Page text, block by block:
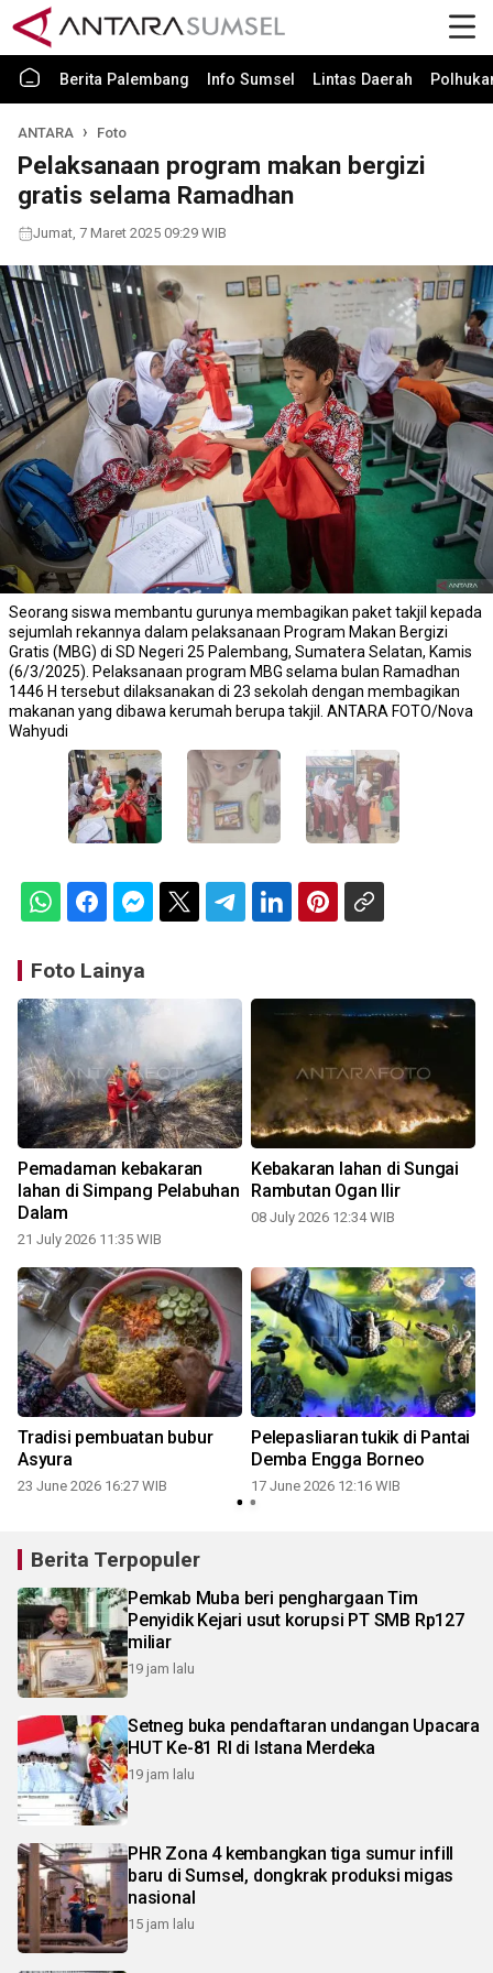
Berita Palembang Info Sumsel Lintas Daerah
ANTARA Foto
Pelaksanaan program makan bergizi
gratis selama Ramadhan
Jumat, 7 Maret 2025 09:29 WIB
Seorang siswa membantu gurunya membagikan paket takjil kepada
sejumlah rekannya dalam pelaksanaan Program Makan Bergizi
Gratis (MBG) di SD Negeri 25 Palembang, Sumatera Selatan, Kamis
(6/3/2025). Pelaksanaan program MBG selama bulan Ramadhan
1446 H tersebut dilaksanakan di 23 sekolah dengan membagikan
makanan yang dibawa kerumah berupa takjil. ANTARA FOTO/Nova
Wahyudi
Foto Lainya
Pemadaman kebakaran
lahan di Simpang Pelabuhan
Dalam
21 July 2026 11:35 WIB
Kebakaran lahan di Sungai
Rambutan Ogan Ilir
08 July 2026 12:34 WIB
Tradisi pembuatan bubur
Asyura
23 June 2026 16:27 WIB
Pelepasliaran tukik di Pantai
Demba Engga Borneo
17 June 2026 12:16 WIB
Berita Terpopuler
Pemkab Muba beri penghargaan Tim
Penyidik Kejari usut korupsi PT SMB Rp127
miliar
19 jam lalu
Setneg buka pendaftaran undangan Upacara
HUT Ke-81 RI di Istana Merdeka
19 jam lalu
PHR Zona 4 kembangkan tiga sumur infill
baru di Sumsel, dongkrak produksi migas
nasional
15 jam lalu